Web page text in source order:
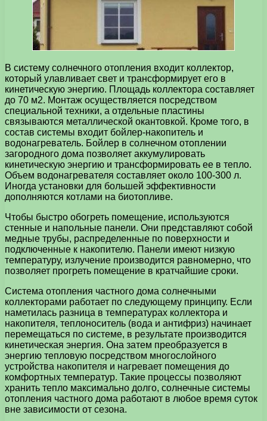
В систему солнечного отопления входит коллектор,
который улавливает свет и трансформирует его в
кинетическую энергию. Площадь коллектора составляет
до 70 м2. Монтаж осуществляется посредством
специальной техники, а отдельные пластины
связываются металлической окантовкой. Кроме того, в
состав системы входит бойлер-накопитель и
водонагреватель. Бойлер в солнечном отоплении
загородного дома позволяет аккумулировать
кинетическую энергию и трансформировать ее в тепло.
Объем водонагревателя составляет около 100-300 л.
Иногда установки для большей эффективности
дополняются котлами на биотопливе.
Чтобы быстро обогреть помещение, используются
стенные и напольные панели. Они представляют собой
медные трубы, распределенные по поверхности и
подключенные к накопителю. Панели имеют низкую
температуру, излучение производится равномерно, что
позволяет прогреть помещение в кратчайшие сроки.
Система отопления частного дома солнечными
коллекторами работает по следующему принципу. Если
наметилась разница в температурах коллектора и
накопителя, теплоноситель (вода и антифриз) начинает
перемещаться по системе, в результате производится
кинетическая энергия. Она затем преобразуется в
энергию тепловую посредством многослойного
устройства накопителя и нагревает помещения до
комфортных температур. Такие процессы позволяют
хранить тепло максимально долго, солнечные системы
отопления частного дома работают в любое время суток
вне зависимости от сезона.